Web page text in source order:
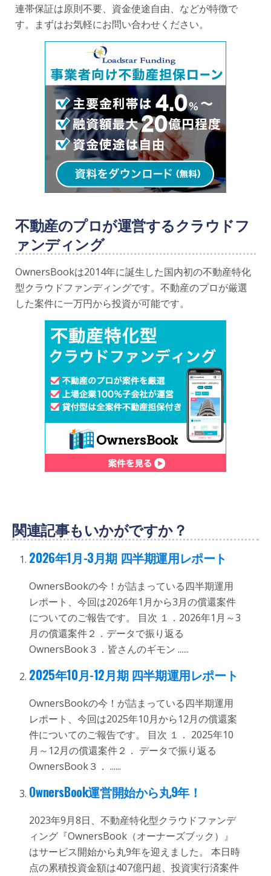
連帯保証は原則不要、資金使途自由、などが特徴で
す。まずはお気軽にお問い合わせください。
不動産のプロが運営するクラウドフ
ァンディング
OwnersBookは2014年に誕生した国内初の不動産特化
型クラウドファンディングです。不動産のプロが厳選
した案件に一万円から投資が可能です。
関連記事もいかがですか？
2026年1月-3月期 四半期運用レポート
OwnersBookの今！が詰まっている四半期運用
レポート、今回は2026年1月から3月の償還案件
についてのご報告です。 目次 １．2026年1月～3
月の償還案件２．データで振り返る
OwnersBook３．皆さんのギモン ......
2025年10月-12月期 四半期運用レポート
OwnersBookの今！が詰まっている四半期運用
レポート、今回は2025年10月から12月の償還案
件についてのご報告です。 目次 １． 2025年10
月～12月の償還案件２． データで振り返る
OwnersBook３． ......
OwnersBook運営開始から丸9年！
2023年9月8日、不動産特化型クラウドファンデ
ィング『OwnersBook（オーナーズブック）』
はサービス開始から丸9年を迎えました。 本日時
点の累積投資金額は407億円超、投資実行済案件